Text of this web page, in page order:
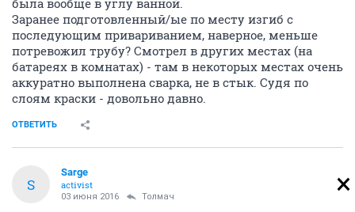
была вообще в углу ванной.
Заранее подготовленный/ые по месту изгиб с
последующим привариванием, наверное, меньше
потревожил трубу? Смотрел в других местах (на
батареях в комнатах) - там в некоторых местах очень
аккуратно выполнена сварка, не в стык. Судя по
слоям краски - довольно давно.
ОТВЕТИТЬ
S
Sarge
activist
03 июня 2016 Толмач